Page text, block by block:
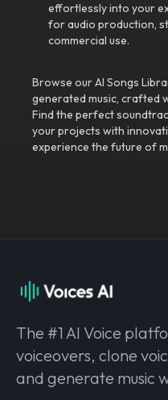
effortlessly into your
for audio production,
commercial use.
Browse our AI Songs
generated music, crafted
Find the perfect
your projects with
experience the future of
The #1 AI Voice
voiceovers, clone
and generate music